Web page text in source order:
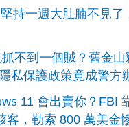
持一週大肚腩不見了
不到一個賊？舊金
私保護政策竟成警方
11 會出賣你？FBI
客，勒索 800 萬美金